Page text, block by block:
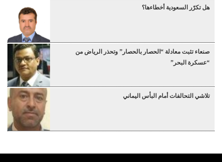
هل تكرّر السعودية أخطاءها؟
صنعاء تثبت معادلة “الحصار بالحصار” وتحذر الرياض من
“عسكرة البحر”
تلاشي التحالفات أمام البأس اليماني